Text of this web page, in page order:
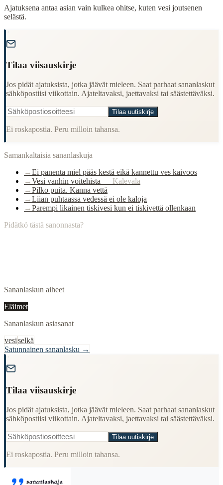
Learning Finnish language through proverbs
Finding quotes for speeches or writing
Cultural Context
Origin: Finland
Period:Traditional folk wisdom
Ajatuksena antaa asian vain kulkea ohitse, kuten vesi joutsenen
selästä.
Tilaa viisauskirje
Jos pidät ajatuksista, jotka jäävät mieleen. Saat parhaat sananlaskut
sähköpostiisi viikottain. Ajateltavaksi, jaettavaksi tai säästettäväksi.
Tilaa uutiskirje
Ei roskapostia. Peru milloin tahansa.
Samankaltaisia sananlaskuja
→Ei panenta miel pääs kestä eikä kannettu ves kaivoos
→Vesi vanhin voitehista — Kalevala
→Pilko puita. Kanna vettä
→Liian puhtaassa vedessä ei ole kaloja
→Parempi likainen tiskivesi kun ei tiskivettä ollenkaan
Pidätkö tästä sanonnasta?
Sananlaskun aiheet
Eläimet
Sananlaskun asiasanat
vesiselkä
Satunnainen sananlasku →
Tilaa viisauskirje
Jos pidät ajatuksista, jotka jäävät mieleen. Saat parhaat sananlaskut
sähköpostiisi viikottain. Ajateltavaksi, jaettavaksi tai säästettäväksi.
Tilaa uutiskirje
Ei roskapostia. Peru milloin tahansa.